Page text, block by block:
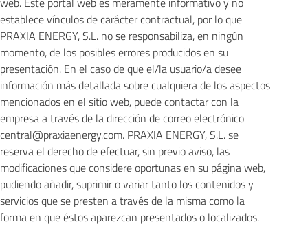
establece vínculos de carácter contractual, por lo que
PRAXIA ENERGY, S.L. no se responsabiliza, en ningún
momento, de los posibles errores producidos en su
presentación. En el caso de que el/la usuario/a desee
información más detallada sobre cualquiera de los aspectos
mencionados en el sitio web, puede contactar con la
empresa a través de la dirección de correo electrónico
central@praxiaenergy.com. PRAXIA ENERGY, S.L. se
reserva el derecho de efectuar, sin previo aviso, las
modificaciones que considere oportunas en su página web,
pudiendo añadir, suprimir o variar tanto los contenidos y
servicios que se presten a través de la misma como la
forma en que éstos aparezcan presentados o localizados.